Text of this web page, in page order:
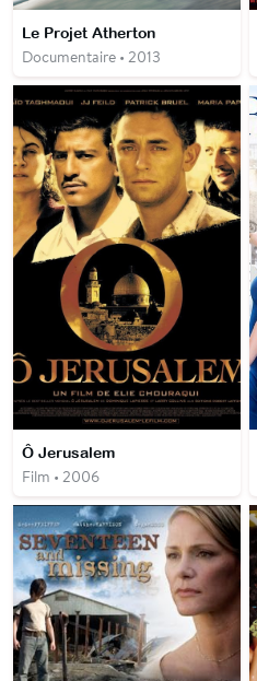
Le Projet Atherton
Documentaire • 2013
Ô Jerusalem
Film • 2006